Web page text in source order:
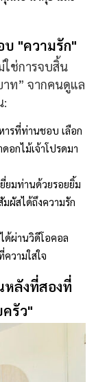
บ "ความรัก"
ใช่การจบสิ้น
ท” จากคนดูแล
:
ารที่ท่านชอบ เลือก
อกไม้เจ้าโปรดมา
ยี่ยมท่านด้วยรอยยิ้ม
ผัสได้ถึงความรัก
ด้ผ่านวิดีโอคอล
วามใส่ใจ
ลังที่สองที่
ครัว"